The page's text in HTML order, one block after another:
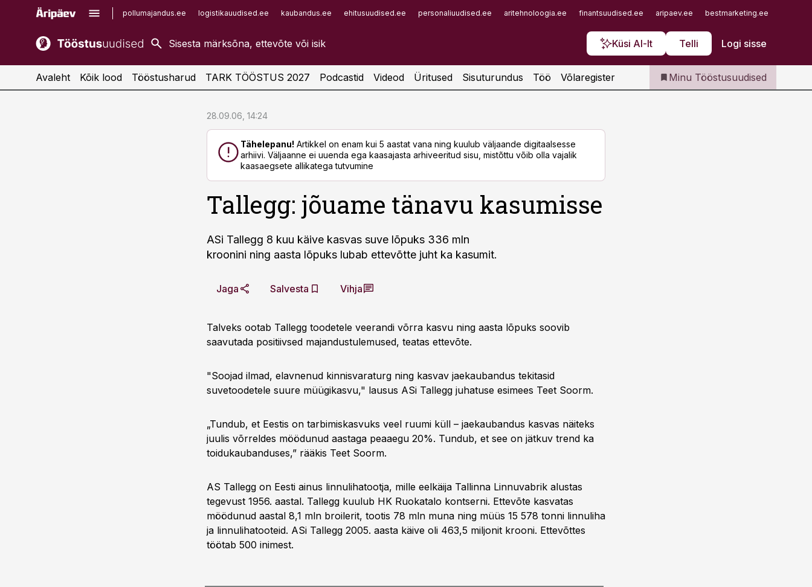
pollumajandus.ee logistikauudised.ee kaubandus.ee ehitusuudised.ee personaliuudised.ee aritehnoloogia.ee finantsuudised.ee aripaev.ee bestmarketing.ee
Küsi AI-lt Telli Logi sisse
kaubandus.ee
kinnisvarauudised.ee
imelineajalugu.ee
Infopank
Iseteenindus
Telli Tööstusuudised
Avaleht Kõik lood Tööstusharud TARK TÖÖSTUS 2027 Podcastid Videod Üritused Sisuturundus Töö Võlaregister Minu Tööstusuudised
28.09.06, 14:24
Tähelepanu! Artikkel on enam kui 5 aastat vana ning kuulub väljaande digitaalsesse
arhiivi. Väljaanne ei uuenda ega kaasajasta arhiveeritud sisu, mistõttu võib olla vajalik
kaasaegsete allikatega tutvumine
Tallegg: jõuame tänavu kasumisse
ASi Tallegg 8 kuu käive kasvas suve lõpuks 336 mln
kroonini ning aasta lõpuks lubab ettevõtte juht ka kasumit.
Jaga Salvesta Vihja
Talveks ootab Tallegg toodetele veerandi võrra kasvu ning aasta lõpuks soovib
saavutada positiivsed majandustulemused, teatas ettevõte.
"Soojad ilmad, elavnenud kinnisvaraturg ning kasvav jaekaubandus tekitasid
suvetoodetele suure müügikasvu," lausus ASi Tallegg juhatuse esimees Teet Soorm.
„Tundub, et Eestis on tarbimiskasvuks veel ruumi küll – jaekaubandus kasvas näiteks
juulis võrreldes möödunud aastaga peaaegu 20%. Tundub, et see on jätkuv trend ka
toidukaubanduses,” rääkis Teet Soorm.
AS Tallegg on Eesti ainus linnulihatootja, mille eelkäija Tallinna Linnuvabrik alustas
tegevust 1956. aastal. Tallegg kuulub HK Ruokatalo kontserni. Ettevõte kasvatas
möödunud aastal 8,1 mln broilerit, tootis 78 mln muna ning müüs 15 578 tonni linnuliha
ja linnulihatooteid. ASi Tallegg 2005. aasta käive oli 463,5 miljonit krooni. Ettevõttes
töötab 500 inimest.